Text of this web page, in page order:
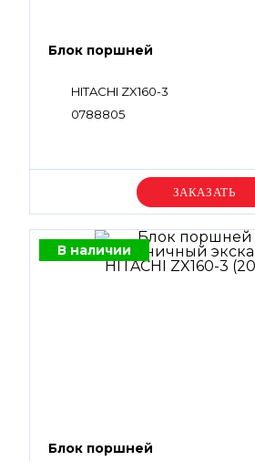
Блок поршней
HITACHI ZX160-3
0788805
Уточняйте цену
В наличии
Блок поршней